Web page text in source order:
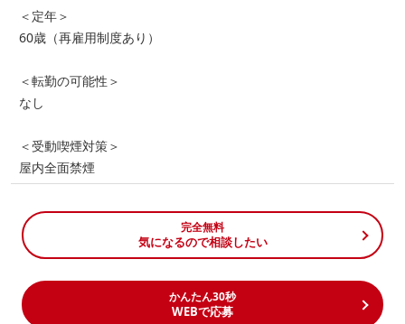
＜定年＞
60歳（再雇用制度あり）
＜転勤の可能性＞
なし
＜受動喫煙対策＞
屋内全面禁煙
完全無料
気になるので相談したい
かんたん30秒
WEBで応募